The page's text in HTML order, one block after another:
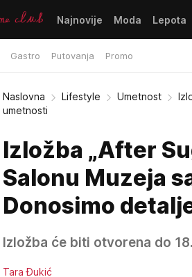
Najnovije Moda Lepota
Gastro Putovanja Promo
Naslovna Lifestyle Umetnost
umetnosti
Izložba „After
Salonu Muzeja
Donosimo
Izložba će biti otvorena do
Tara Đukić